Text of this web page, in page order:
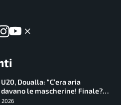
Doualla: “C’era aria
le mascherine! Finale?
da perdere”
2026